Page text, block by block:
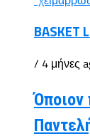
BASKET
/ 4 μήνες
Όποιον